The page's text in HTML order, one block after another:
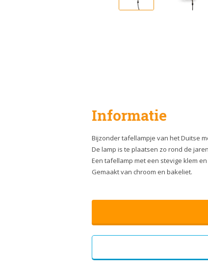
Informatie
Bijzonder tafellampje van het Duitse
De lamp is te plaatsen zo rond de
Een tafellamp met een stevige klem
Gemaakt van chroom en bakeliet.